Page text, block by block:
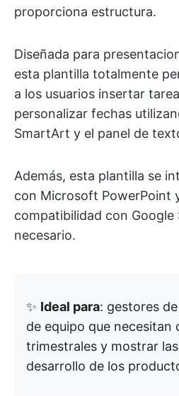
proporciona estructura.
Diseñada para
esta plantilla totalmente
a los usuarios insertar
personalizar fechas
SmartArt y el panel de
Además, esta plantilla se
con Microsoft PowerPoint
compatibilidad con Google
necesario.
✨ Ideal para: gestores
de equipo que
trimestrales y mostrar
desarrollo de los